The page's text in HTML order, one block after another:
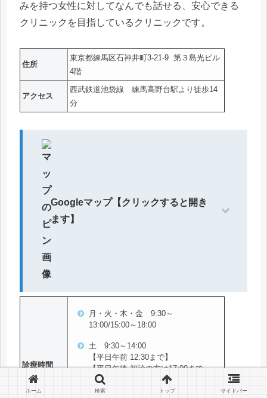
みを持つ女性に対してなんでも話せる、安心できる
クリニックを目指しているクリニックです。
住所
東京都練馬区石神井町3-21-9 第３島光ビル
4階
アクセス
西武鉄道池袋線 練馬高野台駅より徒歩14
分
Googleマップ【クリックすると開き
ます】
診療時間
月・火・木・金 9:30～
13:00/15:00～18:00
土 9:30～14:00
【平日午前 12:30まで】
【平日午後 初診の方は17:00まで
再診の方は17:30まで】
【土曜日は初診・再診共に13:30ま
ホーム 検索 トップ サイドバー